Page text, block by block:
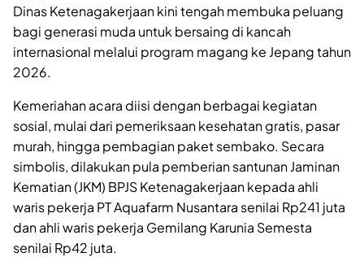
Dinas Ketenagakerjaan kini tengah membuka peluang
bagi generasi muda untuk bersaing di kancah
internasional melalui program magang ke Jepang tahun
2026.
Kemeriahan acara diisi dengan berbagai kegiatan
sosial, mulai dari pemeriksaan kesehatan gratis, pasar
murah, hingga pembagian paket sembako. Secara
simbolis, dilakukan pula pemberian santunan Jaminan
Kematian (JKM) BPJS Ketenagakerjaan kepada ahli
waris pekerja PT Aquafarm Nusantara senilai Rp241 juta
dan ahli waris pekerja Gemilang Karunia Semesta
senilai Rp42 juta.